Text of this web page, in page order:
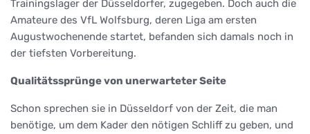
Trainingslager der Düsseldorfer, zugegeben. Doch auch die
Amateure des VfL Wolfsburg, deren Liga am ersten
Augustwochenende startet, befanden sich damals noch in
der tiefsten Vorbereitung.
Qualitätssprünge von unerwarteter Seite
Schon sprechen sie in Düsseldorf von der Zeit, die man
benötige, um dem Kader den nötigen Schliff zu geben, und